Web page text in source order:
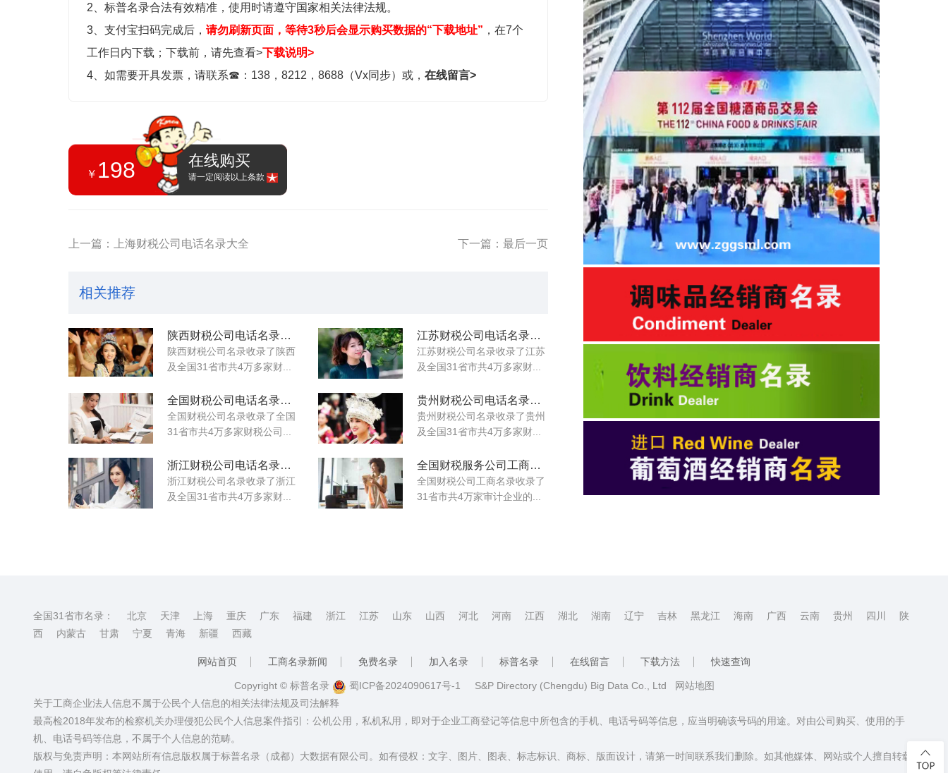
2、标普名录合法有效精准，使用时请遵守国家相关法律法规。
3、支付宝扫码完成后， 请勿刷新页面，等待3秒后会显示购买数据的“下载地址” ，在7个
工作日内下载； 下载前，请先查看>下载说明>
4、如需要开具发票，请联系☎ ：138，8212，8688（Vx同步）或， 在线留言>
￥ 198 在线购买
请一定阅读以上条款
上一篇：上海财税公司电话名录大全 下一篇：最后一页
相关推荐
陕西财税公司电话名录大全
陕西财税公司名录收录了陕西
及全国31省市共4万多家财...
江苏财税公司电话名录大全
江苏财税公司名录收录了江苏
及全国31省市共4万多家财...
全国财税公司电话名录大全
全国财税公司名录收录了全国
31省市共4万多家财税公司...
贵州财税公司电话名录大全
贵州财税公司名录收录了贵州
及全国31省市共4万多家财...
浙江财税公司电话名录大全
浙江财税公司名录收录了浙江
及全国31省市共4万多家财...
全国财税服务公司工商名录大全
全国财税公司工商名录收录了
31省市共4万家审计企业的...
全国31省市名录： 北京 天津 上海 重庆 广东 福建 浙江 江苏 山东 山西 河北 河南 江西 湖北 湖南 辽宁 吉林 黑龙江 海南 广西 云南 贵州 四川
陕
西
内蒙古 甘肃 宁夏 青海 新疆 西藏
网站首页 工商名录新闻 免费名录 加入名录 标普名录 在线留言 下载方法 快速查询
Copyright © 标普名录 蜀ICP备2024090617号-1 S&P Directory (Chengdu) Big Data Co., Ltd
网站地图
关于工商企业法人信息不属于公民个人信息的相关法律法规及司法解释
最高检2018年发布的检察机关办理侵犯公民个人信息案件指引：公机公用，私机私用，即对于企业工商登记等信息中所包含的手机、电话号码等信息，应当明确该号码的用途。对由公司购买、使用的手
机、电话号码等信息，不属于个人信息的范畴。
版权与免责声明：本网站所有信息版权属于标普名录（成都）大数据有限公司。如有侵权：文字、图片、图表、标志标识、商标、版面设计，请第一时间联系我们删除。如其他媒体、网站或个人擅自转载